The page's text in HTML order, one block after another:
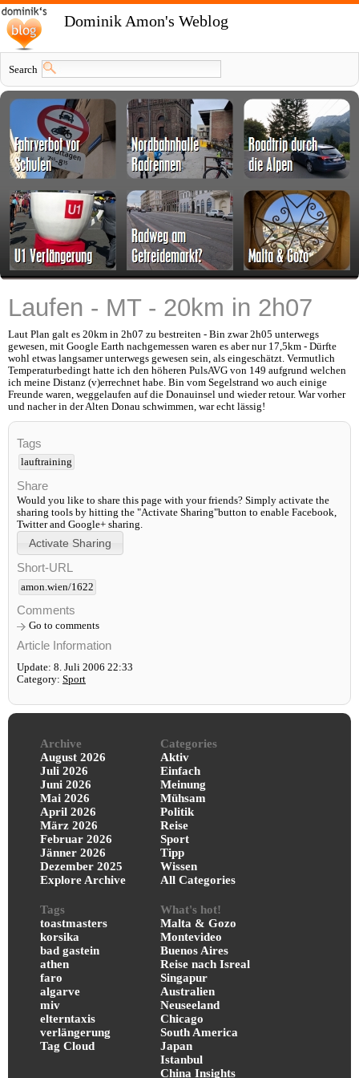
Dominik Amon's Weblog
Search
Laufen - MT - 20km in 2h07
Laut Plan galt es 20km in 2h07 zu bestreiten - Bin zwar 2h05 unterwegs
gewesen, mit Google Earth nachgemessen waren es aber nur 17,5km - Dürfte
wohl etwas langsamer unterwegs gewesen sein, als eingeschätzt. Vermutlich
Temperaturbedingt hatte ich den höheren PulsAVG von 149 aufgrund welchen
ich meine Distanz (v)errechnet habe. Bin vom Segelstrand wo auch einige
Freunde waren, weggelaufen auf die Donauinsel und wieder retour. War vorher
und nacher in der Alten Donau schwimmen, war echt lässig!
Tags
lauftraining
Share
Would you like to share this page with your friends? Simply activate the
sharing tools by hitting the "Activate Sharing"button to enable Facebook,
Twitter and Google+ sharing.
Short-URL
amon.wien/1622
Comments
Go to comments
Article Information
Update: 8. Juli 2006 22:33
Category: Sport
Archive
August 2026
Juli 2026
Juni 2026
Mai 2026
April 2026
März 2026
Februar 2026
Jänner 2026
Dezember 2025
Explore Archive
Categories
Aktiv
Einfach
Meinung
Mühsam
Politik
Reise
Sport
Tipp
Wissen
All Categories
Tags
toastmasters
korsika
bad gastein
athen
faro
algarve
miv
elterntaxis
verlängerung
Tag Cloud
What's hot!
Malta & Gozo
Montevideo
Buenos Aires
Reise nach Isreal
Singapur
Australien
Neuseeland
Chicago
South America
Japan
Istanbul
China Insights